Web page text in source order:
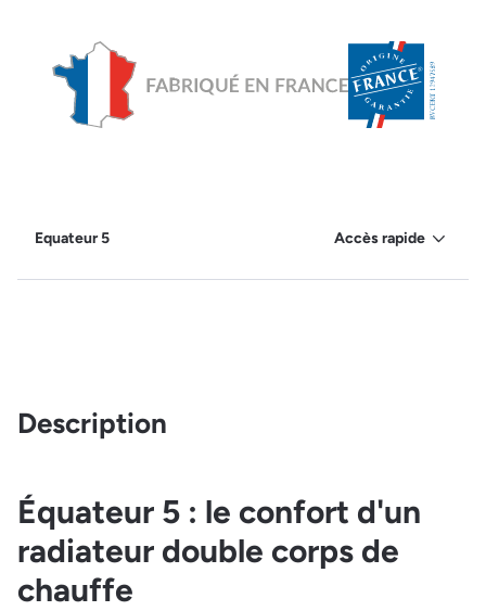
Equateur 5 Accès rapide
Description
Équateur 5 : le confort d'un
radiateur double corps de
chauffe